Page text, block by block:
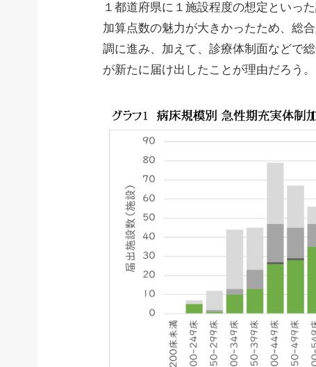
１都道府県に１施設程度の想定といっ
加算点数の魅力が大きかったため、総
調に進み、加えて、診療体制面などで
が新たに届け出したことが理由だろう。